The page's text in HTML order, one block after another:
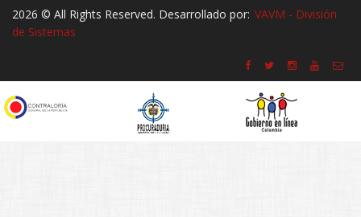
2026 © All Rights Reserved. Desarrollado por: VAVM - División
de Sistemas